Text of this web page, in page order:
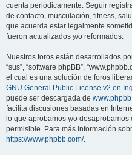
cuenta periódicamente. Seguir
de contacto, musculación, fitness,
que acuerda estar legalmente
fueron actualizados y/o reformados.
Nuestros foros están desarrollados
“sus”, “software phpBB”,
el cual es una solución de foros
GNU General Public License v2 en
puede ser descargada de
facilita discusiones basadas en
lo que aprobamos y/o
permisible. Para más información
https://www.phpbb.com/.